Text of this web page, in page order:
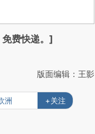
免费快递。]
版面编辑：王影
洲 +关注